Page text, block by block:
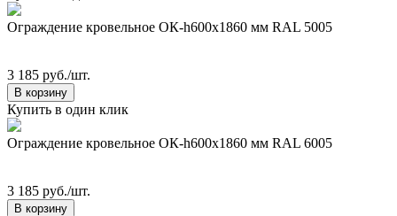
Ограждение кровельное ОК-h600х1860 мм RAL 5005
3 185 руб./шт.
В корзину
Купить в один клик
Ограждение кровельное ОК-h600х1860 мм RAL 6005
3 185 руб./шт.
В корзину